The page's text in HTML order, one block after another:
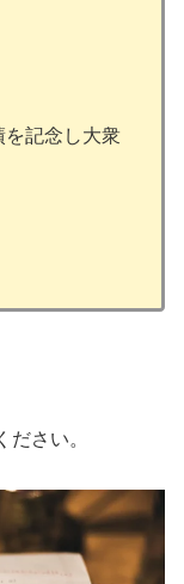
を記念し大衆
ださい。